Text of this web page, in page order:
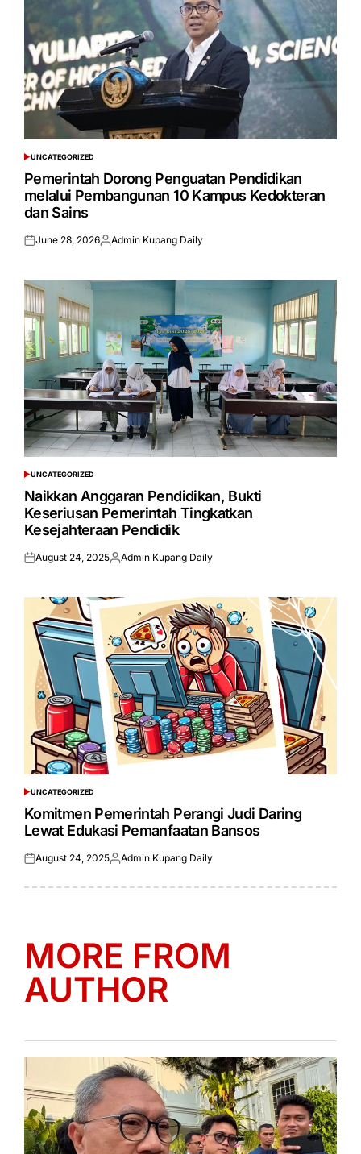
POSTED
IN
UNCATEGORIZED
Pemerintah Dorong Penguatan Pendidikan
melalui Pembangunan 10 Kampus Kedokteran
dan Sains
Posted
June 28, 2026Posted
Admin Kupang Daily
POSTED
IN
UNCATEGORIZED
Naikkan Anggaran Pendidikan, Bukti
Keseriusan Pemerintah Tingkatkan
Kesejahteraan Pendidik
Posted
August 24, 2025Posted
Admin Kupang Daily
POSTED
IN
UNCATEGORIZED
Komitmen Pemerintah Perangi Judi Daring
Lewat Edukasi Pemanfaatan Bansos
Posted
August 24, 2025Posted
Admin Kupang Daily
MORE FROM
AUTHOR